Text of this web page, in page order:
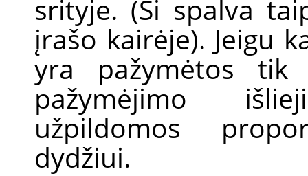
srityje. (Ši spalva
įrašo kairėje). Jeigu
yra pažymėtos tik
pažymėjimo
užpildomos
dydžiui.